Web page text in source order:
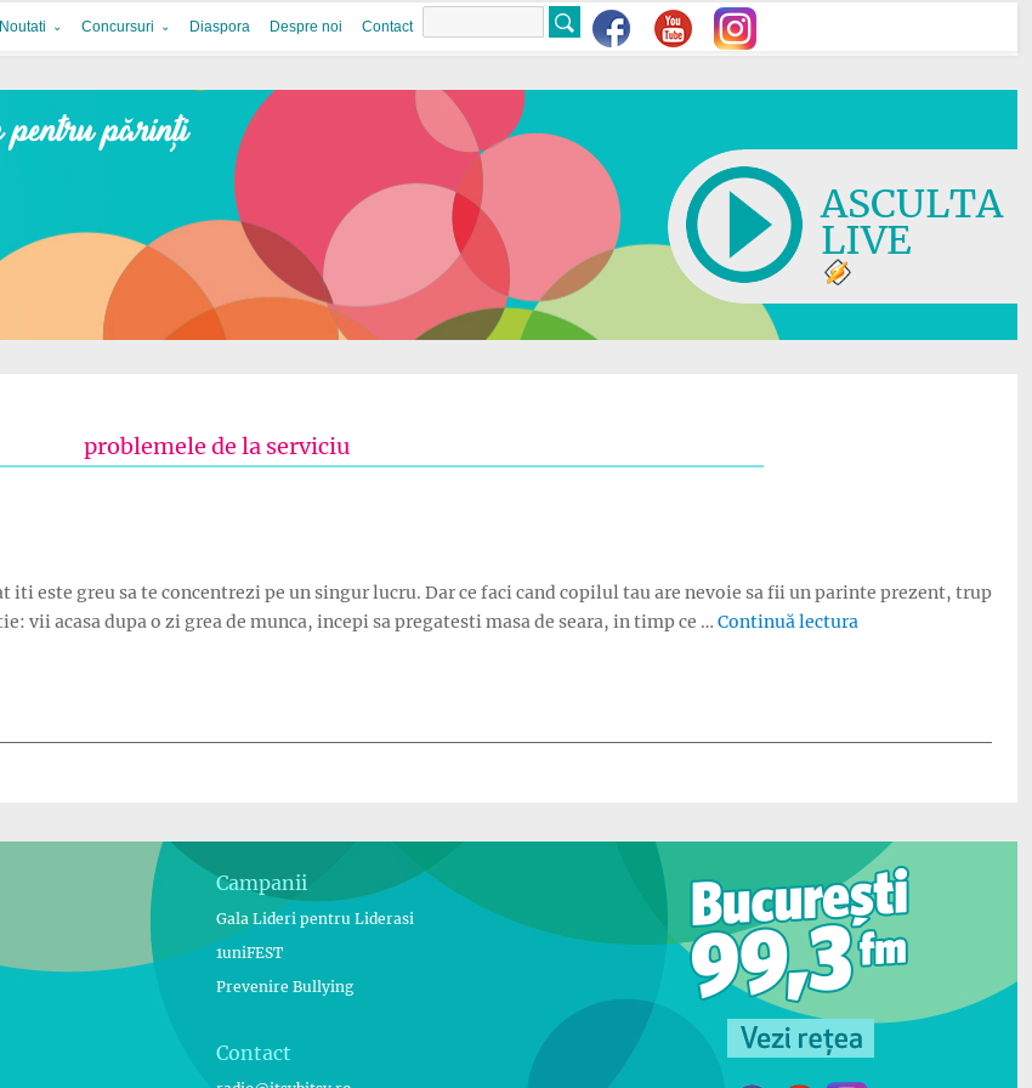
Noutati Concursuri Diaspora Despre noi Contact
ASCULTA
LIVE
problemele de la serviciu
iti este greu sa te concentrezi pe un singur lucru. Dar ce faci cand copilul tau are nevoie sa fii un parinte prezent, trup
vii acasa dupa o zi grea de munca, incepi sa pregatesti masa de seara, in timp ce … Continuă lectura
Campanii
Gala Lideri pentru Liderasi
1uniFEST
Prevenire Bullying
Contact